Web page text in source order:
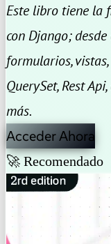
Este libro tiene la
con Django;
formularios,
QuerySet, Rest
más.
Acceder Ahora
🚀 Recomendado